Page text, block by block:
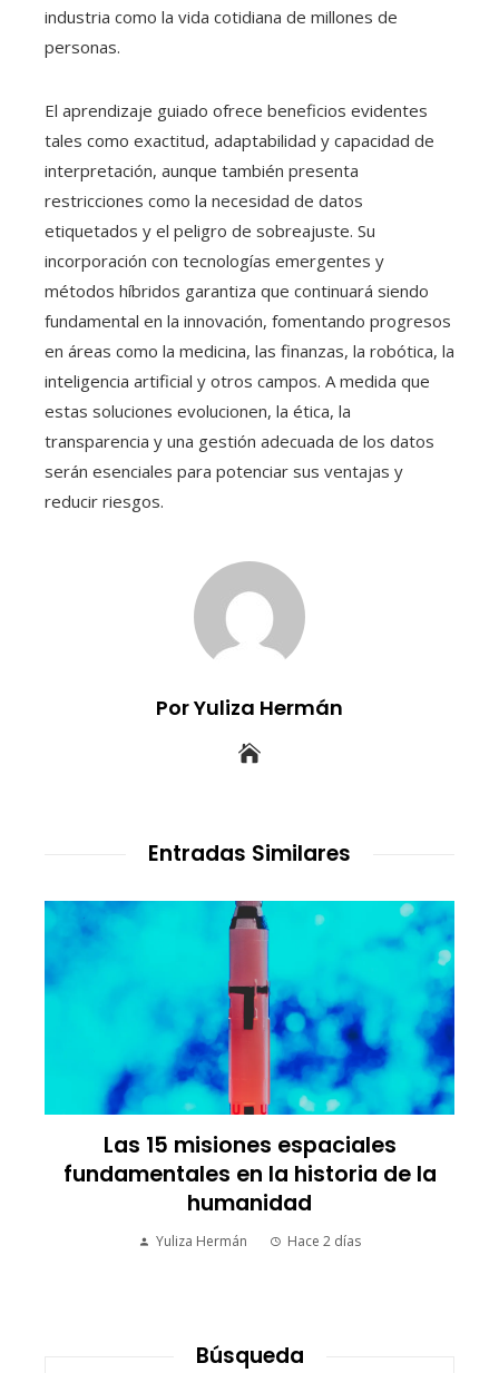
industria como la vida cotidiana de millones de
personas.
El aprendizaje guiado ofrece beneficios evidentes
tales como exactitud, adaptabilidad y capacidad de
interpretación, aunque también presenta
restricciones como la necesidad de datos
etiquetados y el peligro de sobreajuste. Su
incorporación con tecnologías emergentes y
métodos híbridos garantiza que continuará siendo
fundamental en la innovación, fomentando progresos
en áreas como la medicina, las finanzas, la robótica, la
inteligencia artificial y otros campos. A medida que
estas soluciones evolucionen, la ética, la
transparencia y una gestión adecuada de los datos
serán esenciales para potenciar sus ventajas y
reducir riesgos.
Por Yuliza Hermán
Entradas Similares
Qué significa comer saludable y
cómo lograr un estilo de vida
Búsqueda